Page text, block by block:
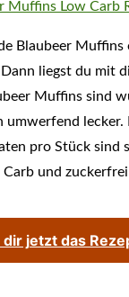
Blaubeer Muffins
liegst du mit
Muffins sind
lecker.
pro Stück sind
und
dir jetzt das